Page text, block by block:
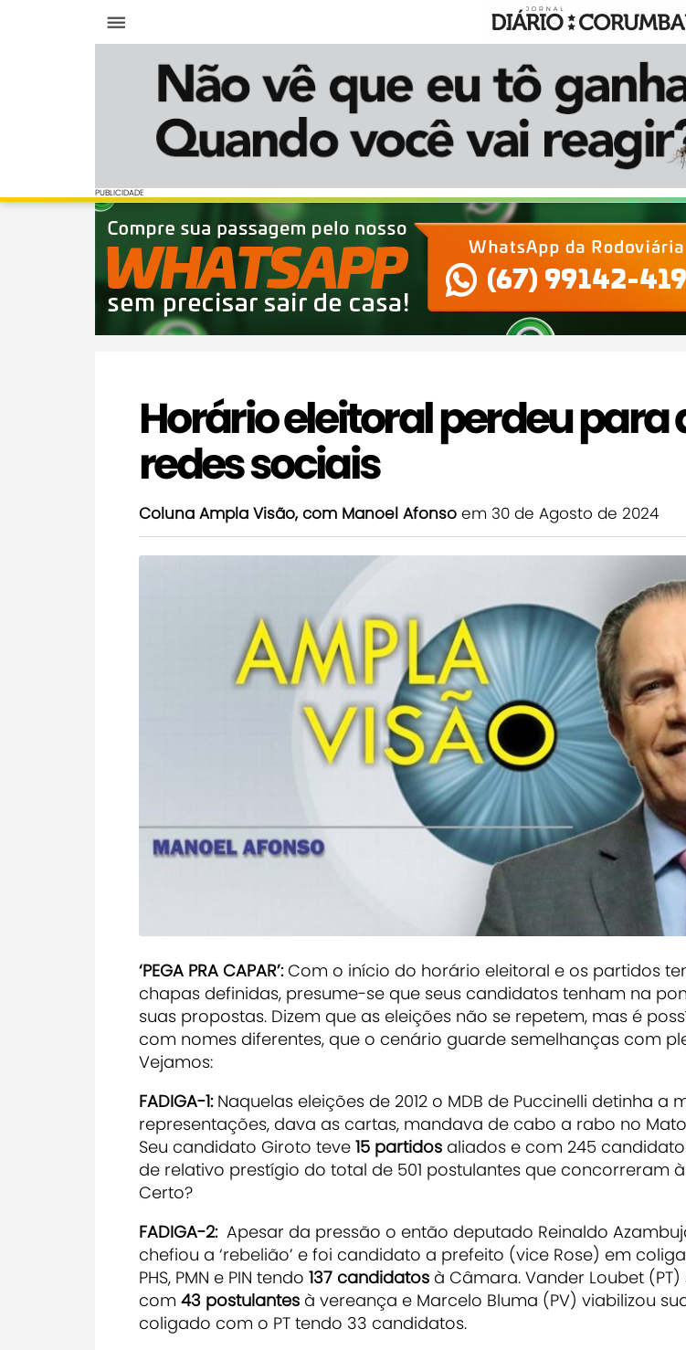
PUBLICIDADE
PUBLICIDADE
Horário eleitoral perdeu para
redes sociais
Coluna Ampla Visão, com Manoel Afonso em 30 de Agosto de 2024
‘PEGA PRA CAPAR’:Com o início do horário eleitoral e os partidos
chapas definidas, presume-se que seus candidatos tenham na
suas propostas. Dizem que as eleições não se repetem, mas é
com nomes diferentes, que o cenário guarde semelhanças com
Vejamos:
FADIGA-1:Naquelas eleições de 2012 o MDB de Puccinelli detinha a
representações, dava as cartas, mandava de cabo a rabo no
Seu candidato Giroto teve 15 partidos aliados e com 245
de relativo prestígio do total de 501 postulantes que concorreram
Certo?
FADIGA-2: Apesar da pressão o então deputado Reinaldo
chefiou a ‘rebelião’ e foi candidato a prefeito (vice Rose) em
PHS, PMN e PIN tendo 137 candidatos à Câmara. Vander Loubet
com 43 postulantes à vereança e Marcelo Bluma (PV) viabilizou
coligado com o PT tendo 33 candidatos.